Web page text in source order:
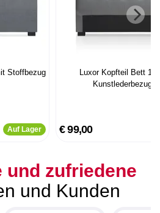
Stoffbezug
Auf Lager
Luxor Kopfteil Bett
Kunstlederbezug
€ 99,00
und zufriedene
und Kunden